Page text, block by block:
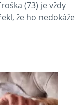
(73) je vždy
že ho nedokáže